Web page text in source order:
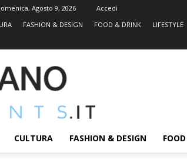
Agosto 9, 2026
Accedi
FASHION & DESIGN FOOD & DRINK LIFESTYLE
MILANOEVENTS.IT
|
2.0
ed
Eventi
CULTURA FASHION & DESIGN